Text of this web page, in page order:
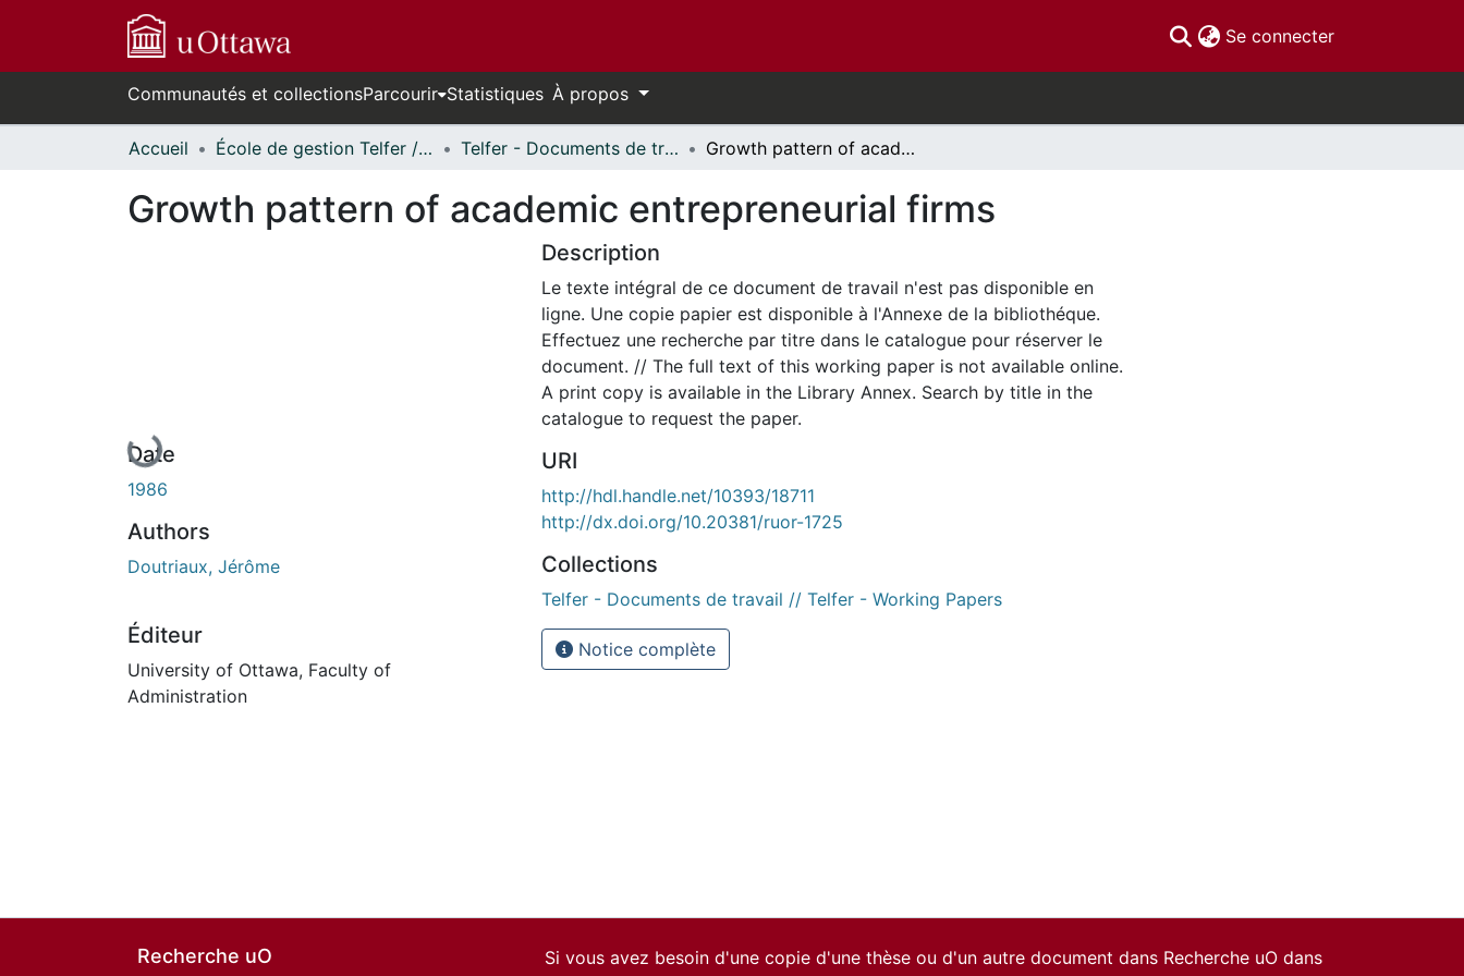
Se connecter(current)
Communautés et collectionsParcourir Statistiques À propos
Accueil École de gestion Telfer // Telfer School of Management Telfer - Documents de travail // Telfer - Working Papers Growth pattern of academic entrepreneurial firms
Growth pattern of academic entrepreneurial firms
En cours de chargement...
Date
1986
Authors
Doutriaux, Jérôme
Éditeur
University of Ottawa, Faculty of
Administration
Description
Le texte intégral de ce document de travail n'est pas disponible en
ligne. Une copie papier est disponible à l'Annexe de la bibliothéque.
Effectuez une recherche par titre dans le catalogue pour réserver le
document. // The full text of this working paper is not available online.
A print copy is available in the Library Annex. Search by title in the
catalogue to request the paper.
URI
http://hdl.handle.net/10393/18711
http://dx.doi.org/10.20381/ruor-1725
Collections
Telfer - Documents de travail // Telfer - Working Papers
Notice complète
Recherche uO
Si vous avez besoin d'une copie d'une thèse ou d'un autre document dans Recherche uO dans